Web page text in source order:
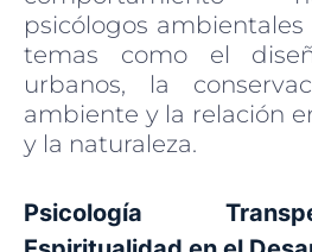
psicólogos
temas como el
urbanos, la
ambiente y la relación
y la naturaleza.
Psicología